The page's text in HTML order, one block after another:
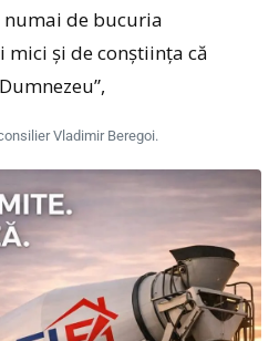
numai de bucuria
mici și de conștiința că
Vladimir Beregoi.